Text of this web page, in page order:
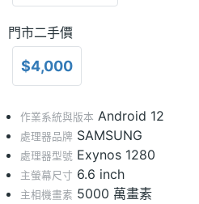
門市二手價
$4,000
作業系統與版本 Android 12
處理器品牌 SAMSUNG
處理器型號 Exynos 1280
主螢幕尺寸 6.6 inch
主相機畫素 5000 萬畫素